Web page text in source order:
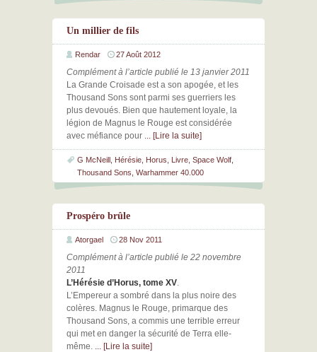
Un millier de fils
Rendar 27 Août 2012
Complément à l’article publié le 13 janvier 2011
La Grande Croisade est a son apogée, et les
Thousand Sons sont parmi ses guerriers les
plus devoués. Bien que hautement loyale, la
légion de Magnus le Rouge est considérée
avec méfiance pour ... [Lire la suite]
G McNeill Hérésie Horus Livre Space Wolf
Thousand Sons Warhammer 40.000
Prospéro brûle
Atorgael 28 Nov 2011
Complément à l’article publié le 22 novembre
2011
L’Hérésie d’Horus, tome XV.
L’Empereur a sombré dans la plus noire des
colères. Magnus le Rouge, primarque des
Thousand Sons, a commis une terrible erreur
qui met en danger la sécurité de Terra elle-
même. ... [Lire la suite]